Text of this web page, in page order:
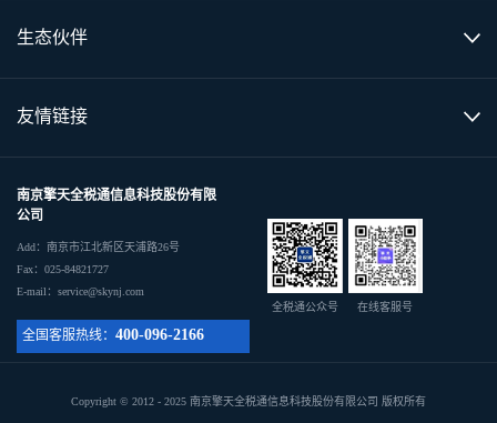
生态伙伴
友情链接
南京擎天全税通信息科技股份有限
公司
Add：南京市江北新区天浦路26号
Fax：025-84821727
E-mail：service@skynj.com
全国客服热线： 400-096-2166
全税通公众号 在线客服号
Copyright © 2012 - 2025 南京擎天全税通信息科技股份有限公司 版权所有